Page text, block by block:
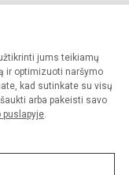
jums teikiamų
ir optimizuoti naršymo
kad sutinkate su visų
arba pakeisti savo
puslapyje.
griežtai draudžiama.